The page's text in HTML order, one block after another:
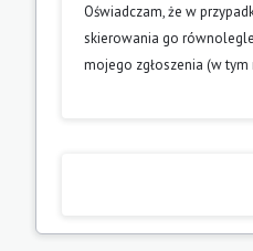
Oświadczam, że w
skierowania go
mojego zgłoszenia (w